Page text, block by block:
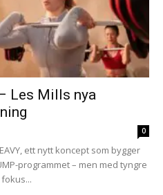
Les Mills nya
0
ett nytt koncept som bygger
programmet – men med tyngre